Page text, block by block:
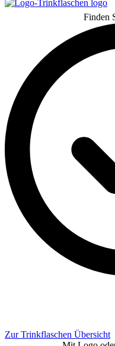
Finden
Zur Trinkflaschen Übersicht